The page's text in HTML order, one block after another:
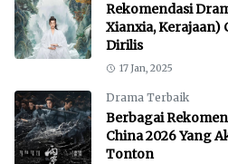
Rekomendasi
Xianxia, Kerajaan)
Dirilis
17 Jan, 2025
Drama Terbaik
Berbagai
China 2026 Yang
Tonton